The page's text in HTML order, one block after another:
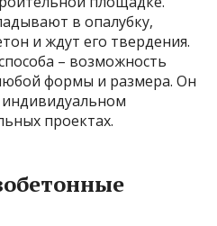
в опалубку,
и ждут его твердения.
– возможность
формы и размера. Он
проектах.